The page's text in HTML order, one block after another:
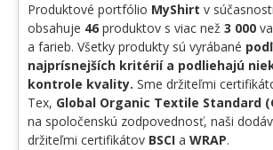
Produktové portfólio MyShirt v súčasnosti
obsahuje 46 produktov s viac než 3 000
a farieb. Všetky produkty sú vyrábané
najprísnejších kritérií a podliehajú
kontrole kvality. Sme držiteľmi
Tex, Global Organic Textile Standard
na spoločenskú zodpovednosť, naši
držiteľmi certifikátov BSCI a WRAP.